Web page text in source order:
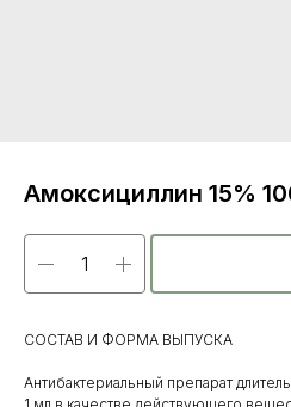
Амоксициллин 15%
СОСТАВ И ФОРМА ВЫПУСКА
Антибактериальный препарат